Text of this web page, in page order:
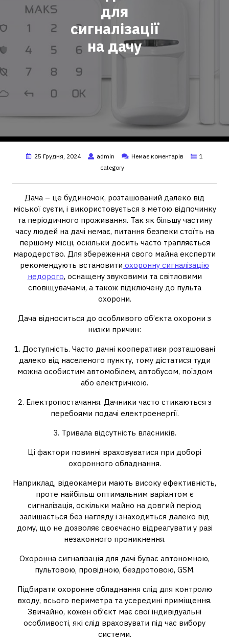
для
сигналізації
на дачу
25 Грудня, 2024 admin Немає коментарів
1
category
Дача – це будиночок, розташований далеко від
міської суєти, і використовується з метою відпочинку
та періодичного проживання. Так як більшу частину
часу людей на дачі немає, питання безпеки стоїть на
першому місці, оскільки досить часто трапляється
мародерство. Для збереження свого майна експерти
рекомендують встановити охоронну сигналізацію
недорого, оснащену звуковими та світловими
сповіщувачами, а також підключену до пульта
охорони.
Дача відноситься до особливого об’єкта охорони з
низки причин:
1. Доступність. Часто дачні кооперативи розташовані
далеко від населеного пункту, тому дістатися туди
можна особистим автомобілем, автобусом, поїздом
або електричкою.
2. Електропостачання. Дачники часто стикаються з
перебоями подачі електроенергії.
3. Тривала відсутність власників.
Ці фактори повинні враховуватися при доборі
охоронного обладнання.
Наприклад, відеокамери мають високу ефективність,
проте найбільш оптимальним варіантом є
сигналізація, оскільки майно на довгий період
залишається без нагляду і знаходиться далеко від
дому, що не дозволяє своєчасно відреагувати у разі
незаконного проникнення.
Охоронна сигналізація для дачі буває автономною,
пультовою, провідною, бездротовою, GSM.
Підбирати охоронне обладнання слід для контролю
входу, всього периметра та усередині приміщення.
Звичайно, кожен об’єкт має свої індивідуальні
особливості, які слід враховувати під час вибору
системи.